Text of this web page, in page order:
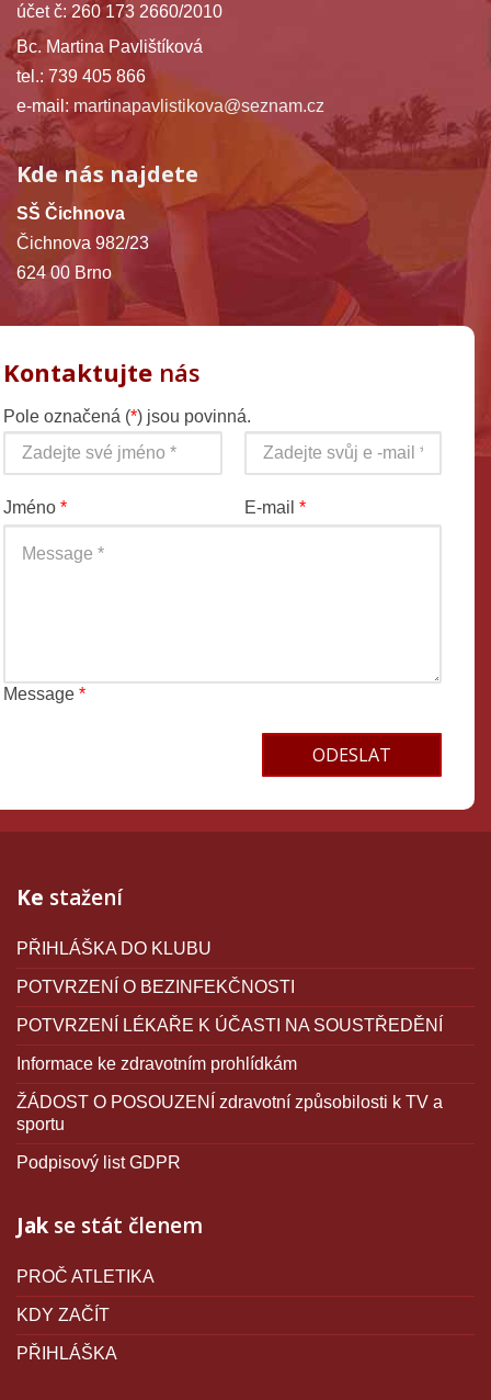
účet č: 260 173 2660/2010
Bc. Martina Pavlištíková
tel.: 739 405 866
e-mail: martinapavlistikova@seznam.cz
Kde nás najdete
SŠ Čichnova
Čichnova 982/23
624 00 Brno
Kontaktujte nás
Pole označená (*) jsou povinná.
Jméno * E-mail *
Message *
Ke stažení
PŘIHLÁŠKA DO KLUBU
POTVRZENÍ O BEZINFEKČNOSTI
POTVRZENÍ LÉKAŘE K ÚČASTI NA SOUSTŘEDĚNÍ
Informace ke zdravotním prohlídkám
ŽÁDOST O POSOUZENÍ zdravotní způsobilosti k TV a
sportu
Podpisový list GDPR
Jak se stát členem
PROČ ATLETIKA
KDY ZAČÍT
PŘIHLÁŠKA